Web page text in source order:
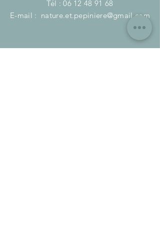
Tél :06 12 48 91 68
E-mail : nature.et.pepiniere@gmail.com